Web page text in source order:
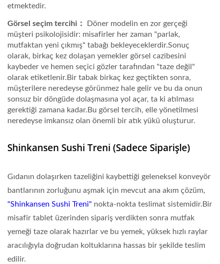
etmektedir.
Görsel seçim tercihi：
Döner modelin en zor gerçeği
müşteri psikolojisidir: misafirler her zaman "parlak,
mutfaktan yeni çıkmış" tabağı bekleyeceklerdir.Sonuç
olarak, birkaç kez dolaşan yemekler görsel cazibesini
kaybeder ve hemen seçici gözler tarafından "taze değil"
olarak etiketlenir.Bir tabak birkaç kez geçtikten sonra,
müşterilere neredeyse görünmez hale gelir ve bu da onun
sonsuz bir döngüde dolaşmasına yol açar, ta ki atılması
gerektiği zamana kadar.Bu görsel tercih, elle yönetilmesi
neredeyse imkansız olan önemli bir atık yükü oluşturur.
Shinkansen Sushi Treni (Sadece Siparişle)
Gıdanın dolaşırken tazeliğini kaybettiği geleneksel konveyör
bantlarının zorluğunu aşmak için mevcut ana akım çözüm,
"Shinkansen Sushi Treni" nokta-nokta teslimat sistemidir.Bir
misafir tablet üzerinden sipariş verdikten sonra mutfak
yemeği taze olarak hazırlar ve bu yemek, yüksek hızlı raylar
aracılığıyla doğrudan koltuklarına hassas bir şekilde teslim
edilir.